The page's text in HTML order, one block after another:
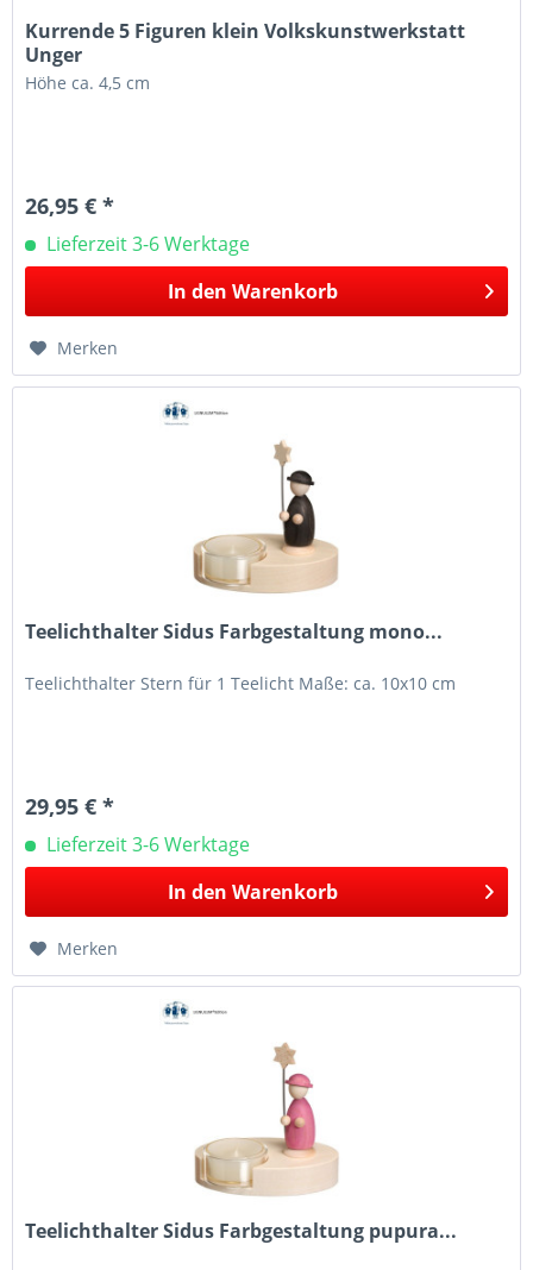
Kurrende 5 Figuren klein Volkskunstwerkstatt
Unger
Höhe ca. 4,5 cm
26,95 € *
Lieferzeit 3-6 Werktage
In den Warenkorb
Merken
Teelichthalter Sidus Farbgestaltung mono...
Teelichthalter Stern für 1 Teelicht Maße: ca. 10x10 cm
29,95 € *
Lieferzeit 3-6 Werktage
In den Warenkorb
Merken
Teelichthalter Sidus Farbgestaltung pupura...